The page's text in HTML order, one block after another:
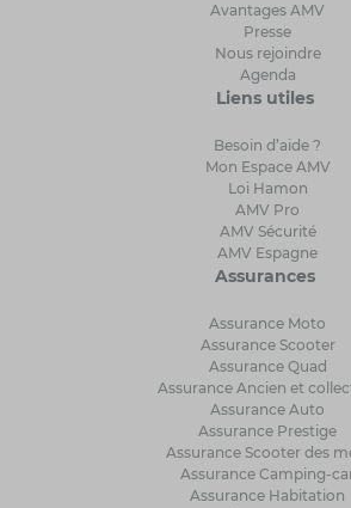
Avantages AMV
Presse
Nous rejoindre
Agenda
Liens utiles
Besoin d’aide ?
Mon Espace AMV
Loi Hamon
AMV Pro
AMV Sécurité
AMV Espagne
Assurances
Assurance Moto
Assurance Scooter
Assurance Quad
Assurance Ancien et
Assurance Auto
Assurance Prestige
Assurance Scooter des
Assurance Camping-
Assurance Habitation